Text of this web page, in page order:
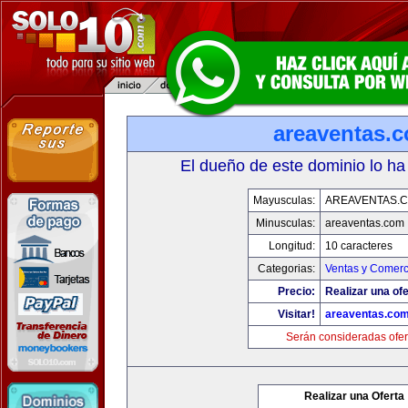
El dueño de este dominio lo
Mayusculas:
Minusculas:
areaventas.com
Longitud:
10 caracteres
Categorias:
Ventas y
Precio:
Realizar una
Visitar!
Serán consideradas
Realizar una Oferta